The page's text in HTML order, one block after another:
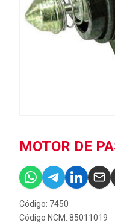
MOTOR DE
Código: 7450
Código NCM: 85011019